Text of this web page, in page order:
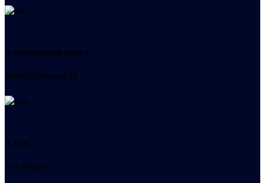
Электронная почта
admin@helpsant.ru
Адрес
пгт. Форос